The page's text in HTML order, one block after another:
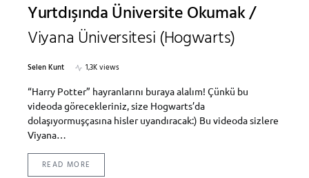
Yurtdışında Üniversite Okumak /
Viyana Üniversitesi (Hogwarts)
Selen Kunt
1,3K views
“Harry Potter” hayranlarını buraya alalım! Çünkü bu
videoda görecekleriniz, size Hogwarts’da
dolaşıyormuşçasına hisler uyandıracak:) Bu videoda sizlere
Viyana…
READ MORE